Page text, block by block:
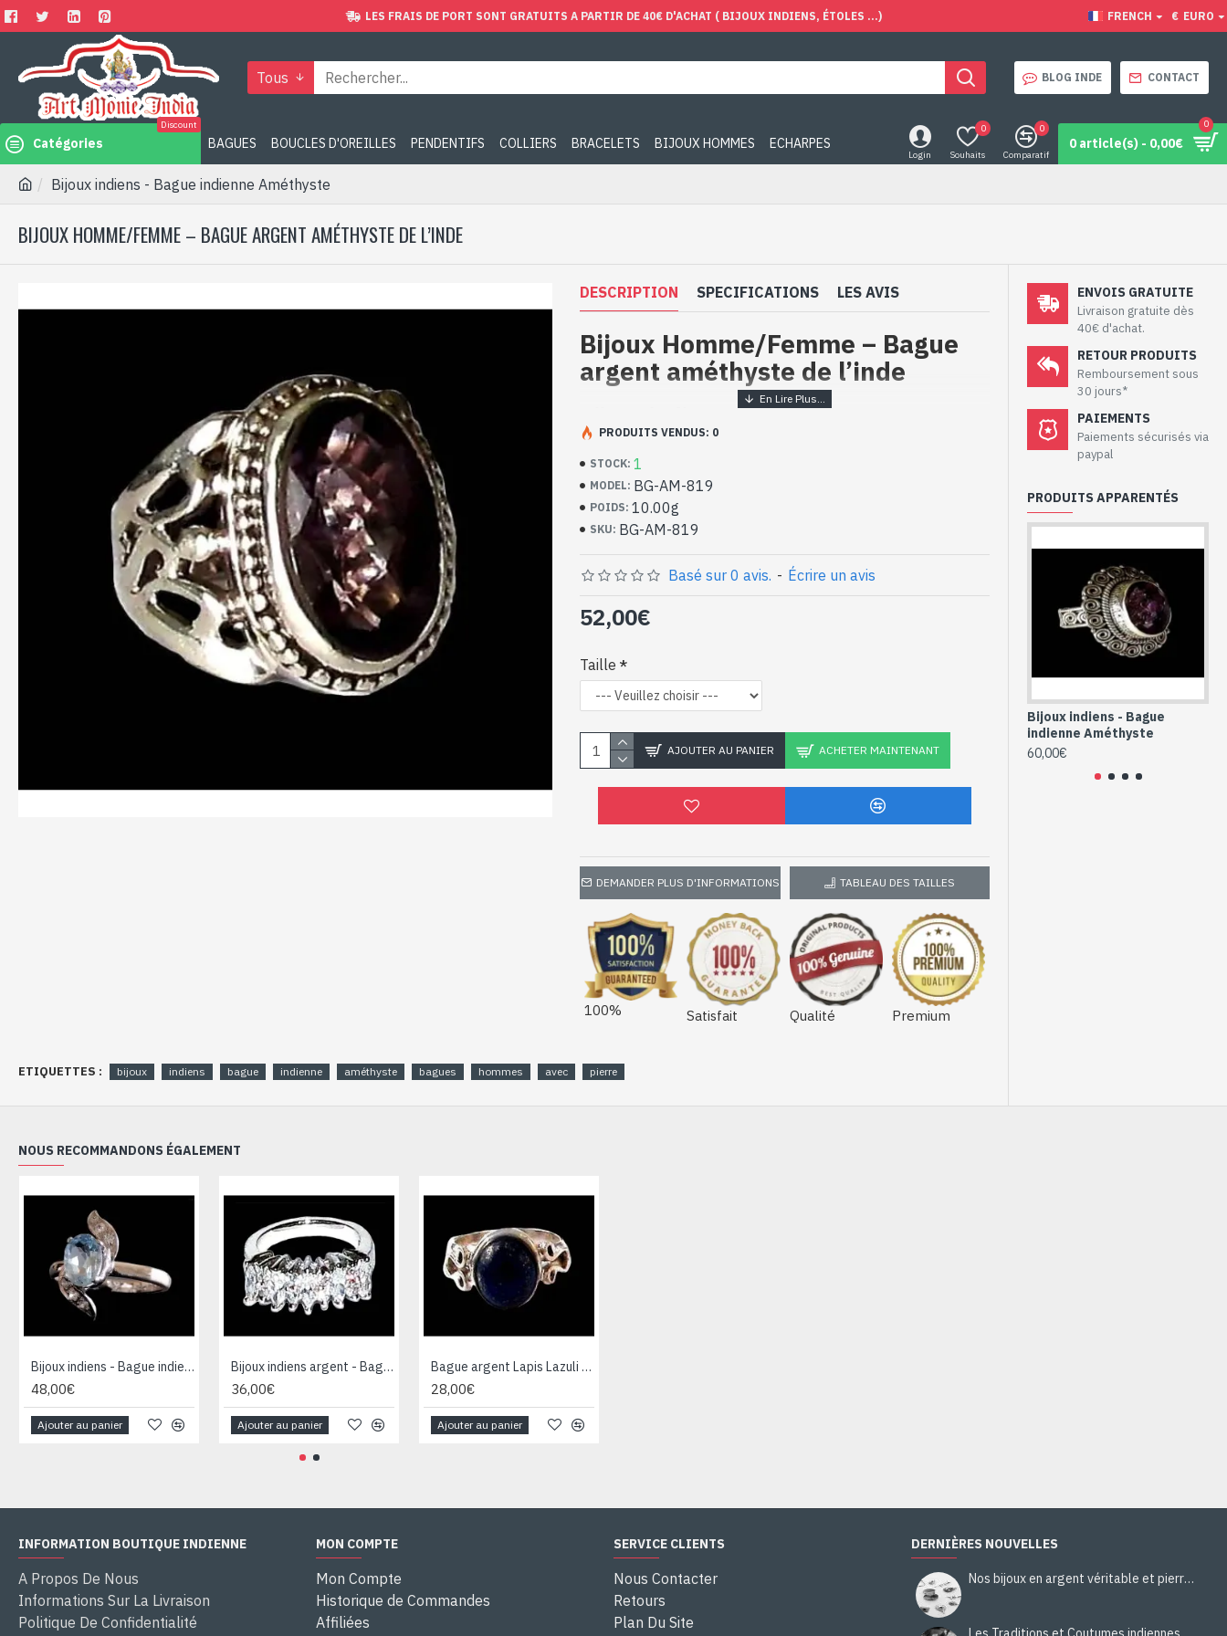
LES FRAIS DE PORT SONT GRATUITS A PARTIR DE 40€ D'ACHAT ( BIJOUX INDIENS, ÉTOLES ...) FRENCH € EURO
Tous BLOG INDE CONTACT
Catégories
Discount
BAGUES BOUCLES D'OREILLES PENDENTIFS COLLIERS BRACELETS BIJOUX HOMMES ECHARPES
Login Souhaits
0
Comparatif
0
0 article(s) - 0,00€
0
Bijoux indiens - Bague indienne Améthyste
BIJOUX HOMME/FEMME – BAGUE ARGENT AMÉTHYSTE DE L’INDE
DESCRIPTION SPECIFICATIONS LES AVIS
Bijoux Homme/Femme – Bague
argent améthyste de l’inde
Bijoux indiens artisanaux - Bague
argent massif et Améthyste
- Bague en argent véritable 925/1000
- Faite à Jaipur ( INDE )
- Pierre sertie, taillée à la main, forme ovale
- Taille de la pierre : 18mm x 10mm approx
-Livrée avec un petit sac artisanal
Bague indienne argent et Améthyste
naturelle de forme ovale (BG-AM-819)
STOCK: 1
MODEL: BG-AM-819
POIDS: 10.00g
SKU: BG-AM-819
PRODUITS VENDUS: 0
Basé sur 0 avis. - Écrire un avis
52,00€
Taille
AJOUTER AU PANIER ACHETER MAINTENANT
DEMANDER PLUS D'INFORMATIONS TABLEAU DES TAILLES
100% Satisfait Qualité Premium
ETIQUETTES : bijoux indiens bague indienne améthyste bagues hommes avec pierre
ENVOIS GRATUITE
Livraison gratuite dès
40€ d'achat.
RETOUR PRODUITS
Remboursement sous
30 jours*
PAIEMENTS
Paiements sécurisés via
paypal
PRODUITS APPARENTÉS
Bijoux indiens - Bague
indienne Améthyste
60,00€
NOUS RECOMMANDONS ÉGALEMENT
Bijoux indiens - Bague indienne rhodiée Topaze
48,00€
Ajouter au panier
Bijoux indiens argent - Bague indienne oxyde de Zirconium
36,00€
Ajouter au panier
Bague argent Lapis Lazuli - Bijoux Inde - Bijoux indiens
28,00€
Ajouter au panier
INFORMATION BOUTIQUE INDIENNE
A Propos De Nous
Informations Sur La Livraison
Politique De Confidentialité
MON COMPTE
Mon Compte
Historique de Commandes
Affiliées
SERVICE CLIENTS
Nous Contacter
Retours
Plan Du Site
DERNIÈRES NOUVELLES
Nos bijoux en argent véritable et pierres naturelles